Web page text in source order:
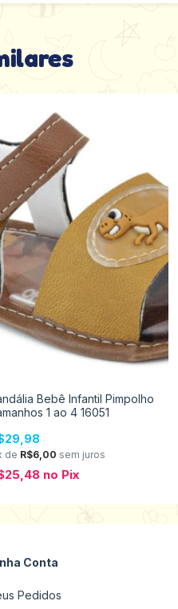
Bebê Infantil Pimpolho
1 ao 4 16051
de R$6,00 sem juros
no Pix
Conta
Pedidos